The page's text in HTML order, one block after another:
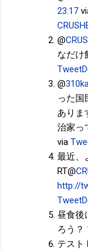
23:17
@
なだけ
@
った国
ありま
治家っ
via
最近、
RT@
http://
昼食後
ろう？
テスト